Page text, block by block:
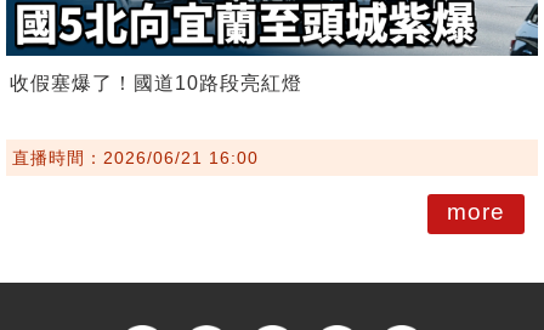
收假塞爆了！國道10路段亮紅燈
直播時間：2026/06/21 16:00
more